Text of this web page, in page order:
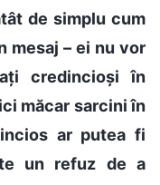
de simplu cum
mesaj – ei nu vor
credincioși în
măcar sarcini în
ar putea fi
un refuz de a